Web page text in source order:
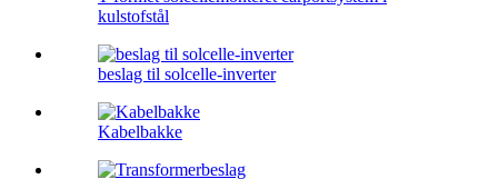
kulstofstål
beslag til solcelle-inverter
Kabelbakke